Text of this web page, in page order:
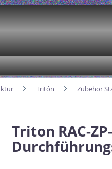
Tritón Zubehör
Triton RAC-